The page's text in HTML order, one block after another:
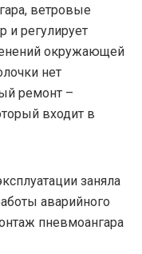
ветровые
и регулирует
окружающей
нет
ремонт –
входит в
заняла
аварийного
пневмоангара